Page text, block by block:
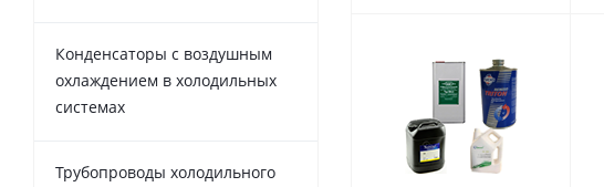
Конденсаторы с воздушным
охлаждением в холодильных
системах
Трубопроводы холодильного